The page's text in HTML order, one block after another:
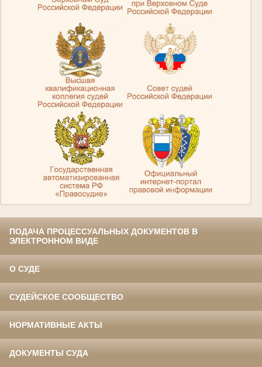
.
ПОДАЧА ПРОЦЕССУАЛЬНЫХ ДОКУМЕНТОВ В
ЭЛЕКТРОННОМ ВИДЕ
О СУДЕ
СУДЕЙСКОЕ СООБЩЕСТВО
НОРМАТИВНЫЕ АКТЫ
ДОКУМЕНТЫ СУДА